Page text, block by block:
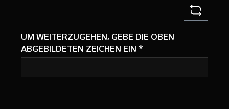
UM WEITERZUGEHEN, GEBE DIE OBEN
ABGEBILDETEN ZEICHEN EIN *